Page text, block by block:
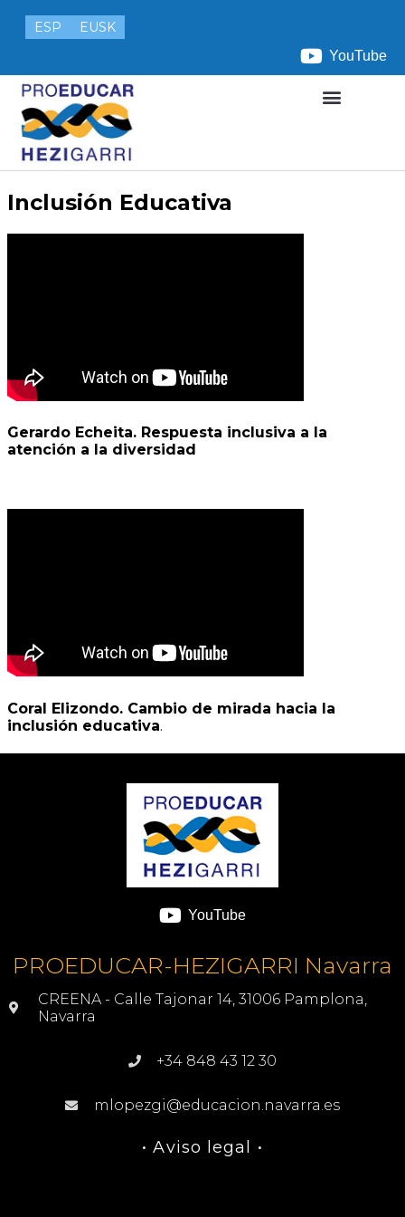
ESP EUSK
YouTube
Inclusión Educativa
Gerardo Echeita. Respuesta inclusiva a la
atención a la diversidad
Coral Elizondo. Cambio de mirada hacia la
inclusión educativa.
YouTube
PROEDUCAR-HEZIGARRI Navarra
CREENA - Calle Tajonar 14, 31006 Pamplona,
Navarra
+34 848 43 12 30
mlopezgi@educacion.navarra.es
• Aviso legal •